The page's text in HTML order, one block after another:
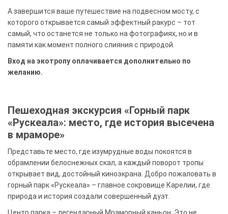
А завершится ваше путешествие на подвесном мосту, с
которого открывается самый эффектный ракурс – тот
самый, что останется не только на фотографиях, но и в
памяти как момент полного слияния с природой.
Вход на экотропу оплачивается дополнительно по
желанию.
Пешеходная экскурсия «Горный парк
«Рускеала»: место, где история высечена
в мраморе»
Представьте место, где изумрудные воды покоятся в
обрамлении белоснежных скал, а каждый поворот тропы
открывает вид, достойный киноэкрана. Добро пожаловать в
горный парк «Рускеала» – главное сокровище Карелии, где
природа и история создали совершенный дуэт.
Центр парка – легендарный Мраморный каньон. Это не